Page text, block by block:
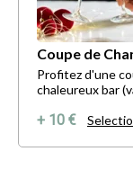
Coupe de
Profitez d'une
chaleureux bar
+ 10 €